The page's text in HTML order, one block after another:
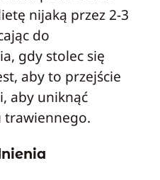
nijaką przez 2-3
do
gdy stolec się
aby to przejście
aby uniknąć
trawiennego.